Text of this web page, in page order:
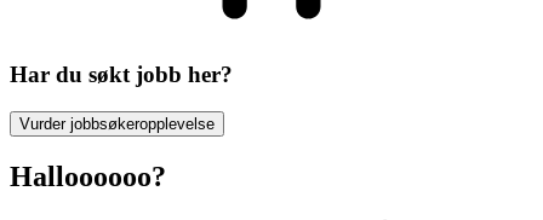
Har du søkt jobb her?
Vurder jobbsøkeropplevelse
Halloooooo?